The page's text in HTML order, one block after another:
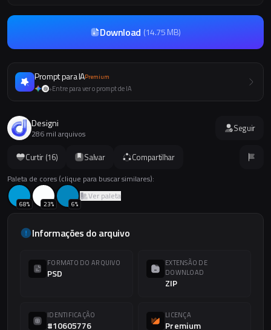
Curtir (16) Salvar Compartilhar
Paleta de cores (clique para buscar similares):
68% 23% 6%
Ver paleta
Informações do arquivo
FORMATO DO ARQUIVO
PSD
EXTENSÃO DE
DOWNLOAD
ZIP
IDENTIFICAÇÃO
#10605776
LICENÇA
Premium
Download (14.75 MB)
Prompt para IAPremium
+Entre para ver o prompt de IA
Designi
286 mil arquivos Seguir